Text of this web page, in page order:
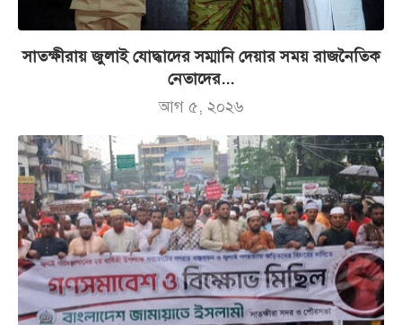
সাতক্ষীরায় জুলাই যোদ্ধাদের সম্মানি দেয়ার সময় রাজনৈতিক
নেতাদের...
আগ ৫, ২০২৬